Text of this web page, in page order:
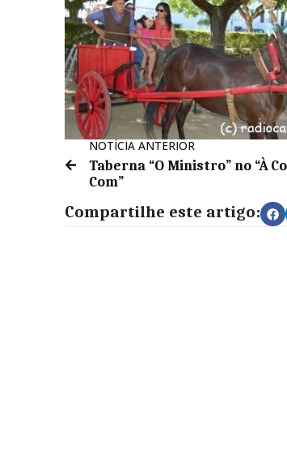
NOTÍCIA ANTERIOR
Taberna “O Ministro” no “À
Com”
Compartilhe este artigo: